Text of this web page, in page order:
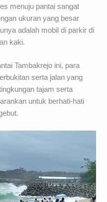
menuju pantai sangat
ukuran yang besar
adalah mobil di parkir di
kaki.
Tambakrejo ini, para
serta jalan yang
tajam serta
untuk berhati-hati